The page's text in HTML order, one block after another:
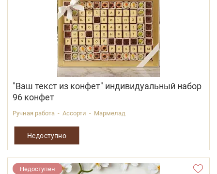
"Ваш текст из конфет" индивидуальный набор
96 конфет
Ручная работа - Ассорти - Мармелад
Недоступно
Недоступен